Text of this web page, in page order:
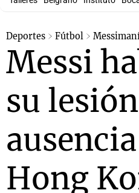
Deportes Fútbol
Messi
su
Hong